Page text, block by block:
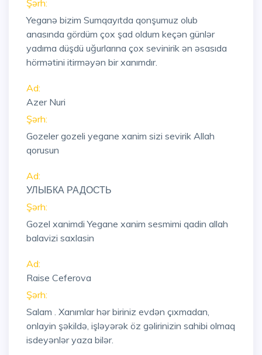
Şərh:
Yeganə bizim Sumqayıtda qonşumuz olub
anasında gördüm çox şad oldum keçən günlər
yadıma düşdü uğurlarına çox sevinirik ən əsasıda
hörmətini itirməyən bir xanımdır.
Ad:
Azer Nuri
Şərh:
Gozeler gozeli yegane xanim sizi sevirik Allah
qorusun
Ad:
УЛЫБКА РАДОСТЬ
Şərh:
Gozel xanimdi Yegane xanim sesmimi qadin allah
balavizi saxlasin
Ad:
Raise Ceferova
Şərh:
Salam . Xanımlar hər biriniz evdən çıxmadan,
onlayin şəkildə, işləyərək öz gəlirinizin sahibi olmaq
isdeyənlər yaza bilər.